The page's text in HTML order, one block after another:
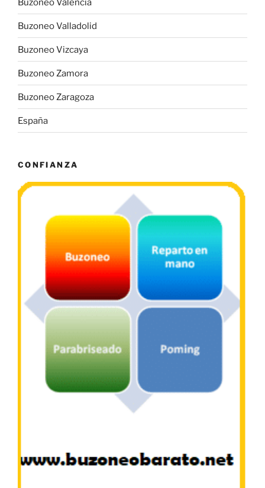
Buzoneo Valencia
Buzoneo Valladolid
Buzoneo Vizcaya
Buzoneo Zamora
Buzoneo Zaragoza
España
CONFIANZA